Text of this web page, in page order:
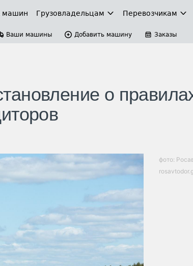
машин Грузовладельцам Перевозчикам
Ваши машины Добавить машину Заказы
о
фото: